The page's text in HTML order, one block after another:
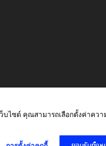
บไซต์ คุณสามารถเลือกตั้งค่าควา